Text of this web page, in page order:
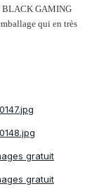
BLACK GAMING
qui en très
gratuit
gratuit